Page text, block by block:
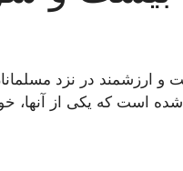
و ارزشمند در نزد
است که یکی از آنها،